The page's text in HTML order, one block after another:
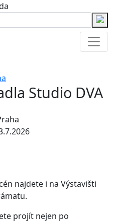
Studio DVA
najdete i na Výstavišti
projít nejen po